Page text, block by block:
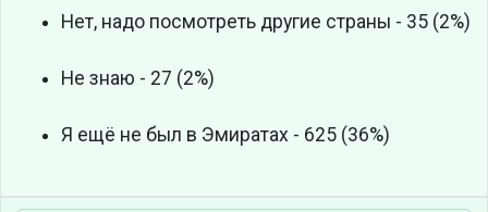
Нет, надо посмотреть другие страны - 35 (2%)
Не знаю - 27 (2%)
Я ещё не был в Эмиратах - 625 (36%)